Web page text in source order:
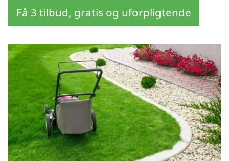
Få 3 tilbud, gratis og uforpligtende